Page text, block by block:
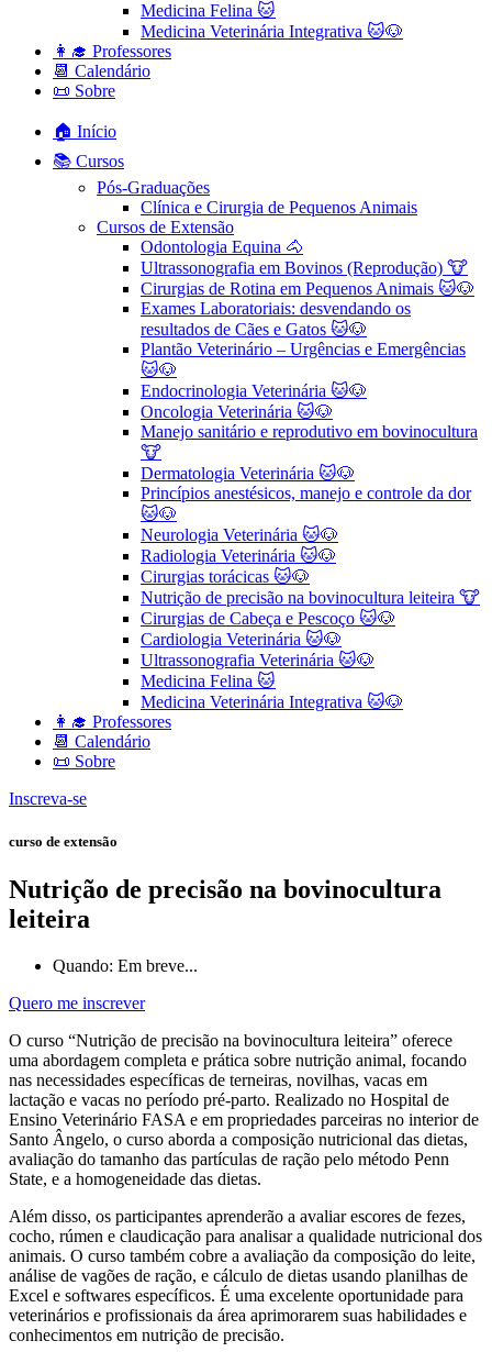
Medicina Felina 🐱
Medicina Veterinária Integrativa 🐱🐶
👩‍🎓 Professores
📆 Calendário
📜 Sobre
🏠 Início
📚 Cursos
Pós-Graduações
Clínica e Cirurgia de Pequenos Animais
Cursos de Extensão
Odontologia Equina 🐴
Ultrassonografia em Bovinos (Reprodução) 🐮
Cirurgias de Rotina em Pequenos Animais ​🐱🐶
Exames Laboratoriais: desvendando os
resultados de Cães e Gatos 🐱🐶
Plantão Veterinário – Urgências e Emergências
🐱🐶
Endocrinologia Veterinária 🐱🐶
Oncologia Veterinária 🐱🐶
Manejo sanitário e reprodutivo em bovinocultura
🐮
Dermatologia Veterinária 🐱🐶
Princípios anestésicos, manejo e controle da dor
🐱🐶
Neurologia Veterinária 🐱🐶
Radiologia Veterinária 🐱🐶
Cirurgias torácicas 🐱🐶
Nutrição de precisão na bovinocultura leiteira 🐮
Cirurgias de Cabeça e Pescoço 🐱🐶
Cardiologia Veterinária 🐱🐶
Ultrassonografia Veterinária 🐱🐶
Medicina Felina 🐱
Medicina Veterinária Integrativa 🐱🐶
👩‍🎓 Professores
📆 Calendário
📜 Sobre
Inscreva-se
curso de extensão
Nutrição de precisão na bovinocultura
leiteira
Quando: Em breve...
Quero me inscrever
O curso “Nutrição de precisão na bovinocultura leiteira” oferece
uma abordagem completa e prática sobre nutrição animal, focando
nas necessidades específicas de terneiras, novilhas, vacas em
lactação e vacas no período pré-parto. Realizado no Hospital de
Ensino Veterinário FASA e em propriedades parceiras no interior de
Santo Ângelo, o curso aborda a composição nutricional das dietas,
avaliação do tamanho das partículas de ração pelo método Penn
State, e a homogeneidade das dietas.
Além disso, os participantes aprenderão a avaliar escores de fezes,
cocho, rúmen e claudicação para analisar a qualidade nutricional dos
animais. O curso também cobre a avaliação da composição do leite,
análise de vagões de ração, e cálculo de dietas usando planilhas de
Excel e softwares específicos. É uma excelente oportunidade para
veterinários e profissionais da área aprimorarem suas habilidades e
conhecimentos em nutrição de precisão.